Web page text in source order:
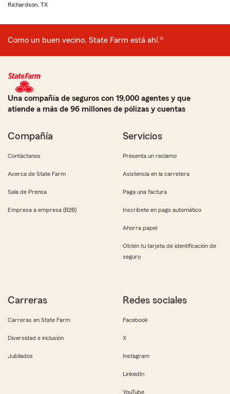
Richardson, TX
Como un buen vecino, State Farm está ahí.®
Una compañía de seguros con 19,000 agentes y que
atiende a más de 96 millones de pólizas y cuentas
Compañía
Contáctanos
Acerca de State Farm
Sala de Prensa
Empresa a empresa (B2B)
Servicios
Presenta un reclamo
Asistencia en la carretera
Paga una factura
Inscríbete en pago automático
Ahorra papel
Obtén tu tarjeta de identificación de
seguro
Carreras
Carreras en State Farm
Diversidad e inclusión
Jubilados
Redes sociales
Facebook
X
Instagram
LinkedIn
YouTube